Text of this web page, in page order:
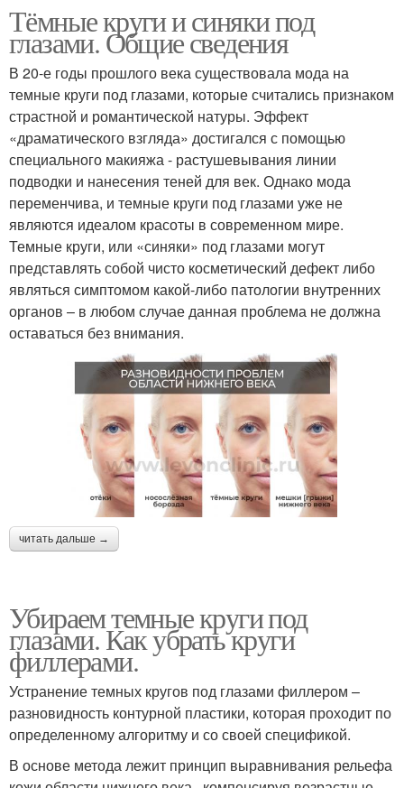
Тёмные круги и синяки под
глазами. Общие сведения
В 20-е годы прошлого века существовала мода на
темные круги под глазами, которые считались признаком
страстной и романтической натуры. Эффект
«драматического взгляда» достигался с помощью
специального макияжа - растушевывания линии
подводки и нанесения теней для век. Однако мода
переменчива, и темные круги под глазами уже не
являются идеалом красоты в современном мире.
Темные круги, или «синяки» под глазами могут
представлять собой чисто косметический дефект либо
являться симптомом какой-либо патологии внутренних
органов – в любом случае данная проблема не должна
оставаться без внимания.
читать дальше →
Убираем темные круги под
глазами. Как убрать круги
филлерами.
Устранение темных кругов под глазами филлером –
разновидность контурной пластики, которая проходит по
определенному алгоритму и со своей спецификой.
В основе метода лежит принцип выравнивания рельефа